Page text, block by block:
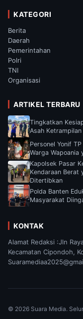
KATEGORI
Berita
Daerah
Pemerintahan
Polri
TNI
Organisasi
ARTIKEL TERBARU
Tingkatkan
Asah
Personel Yonif
Warga Wapoania
Kapolsek Pasar
Kendaraan Berat
Ditertibkan
Polda Banten
Masyarakat
KONTAK
Alamat Redaksi :Jln
Kecamatan Cipondoh,
© 2026 Suara Media.